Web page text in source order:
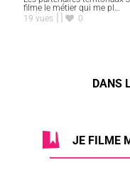
filme le métier qui me pl…
19 vues
0
DANS
JE FILME